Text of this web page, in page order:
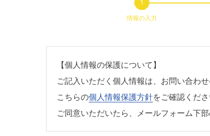
情報の入力
【個人情報の保護について】
ご記入いただく個人情報は、お問い合わ
こちらの個人情報保護方針をご確認くだ
ご同意いただいたら、メールフォーム下